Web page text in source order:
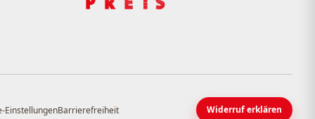
EinstellungenBarrierefreiheit Widerruf erklären